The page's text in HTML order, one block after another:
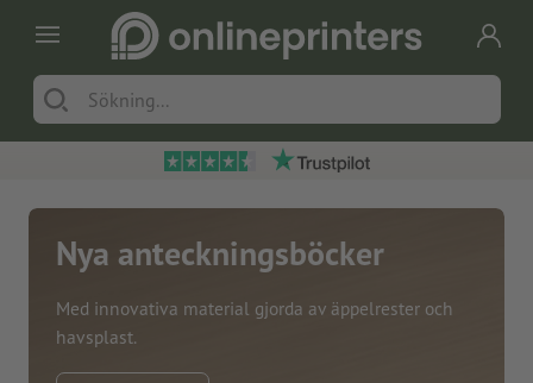
Nya anteckningsböcker
Med innovativa material gjorda av äppelrester och
havsplast.